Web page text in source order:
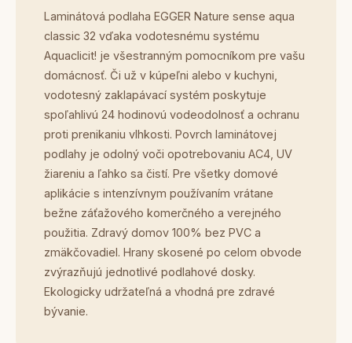
Laminátová podlaha EGGER Nature sense aqua
classic 32 vďaka vodotesnému systému
Aquaclicit! je všestranným pomocníkom pre vašu
domácnosť. Či už v kúpeľni alebo v kuchyni,
vodotesný zaklapávací systém poskytuje
spoľahlivú 24 hodinovú vodeodolnosť a ochranu
proti prenikaniu vlhkosti. Povrch laminátovej
podlahy je odolný voči opotrebovaniu AC4, UV
žiareniu a ľahko sa čistí. Pre všetky domové
aplikácie s intenzívnym používaním vrátane
bežne záťažového komerčného a verejného
použitia. Zdravý domov 100% bez PVC a
zmäkčovadiel. Hrany skosené po celom obvode
zvýrazňujú jednotlivé podlahové dosky.
Ekologicky udržateľná a vhodná pre zdravé
bývanie.